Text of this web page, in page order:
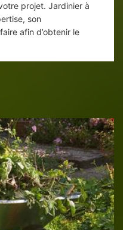
projet. Jardinier à
son
afin d’obtenir le